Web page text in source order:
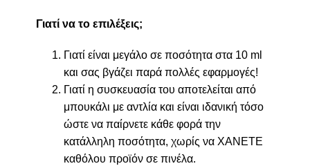
Γιατί να το επιλέξεις;
Γιατί είναι μεγάλο σε ποσότητα στα 10 ml
και σας βγάζει παρά πολλές εφαρμογές!
Γιατί η συσκευασία του αποτελείται από
μπουκάλι με αντλία και είναι ιδανική τόσο
ώστε να παίρνετε κάθε φορά την
κατάλληλη ποσότητα, χωρίς να ΧΑΝΕΤΕ
καθόλου προϊόν σε πινέλα.